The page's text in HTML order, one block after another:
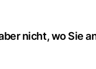
nicht, wo Sie